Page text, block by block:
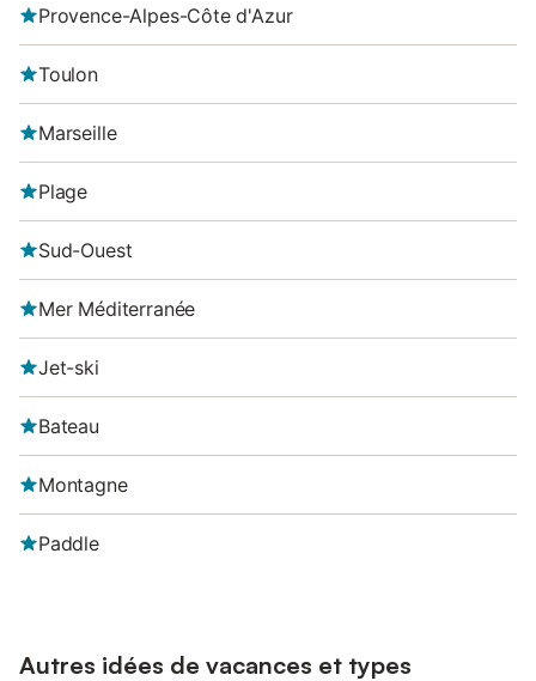
Provence-Alpes-Côte d'Azur
Toulon
Marseille
Plage
Sud-Ouest
Mer Méditerranée
Jet-ski
Bateau
Montagne
Paddle
Autres idées de vacances et types